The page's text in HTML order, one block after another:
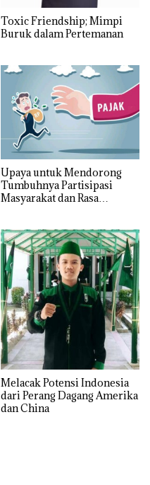
Toxic Friendship; Mimpi
Buruk dalam Pertemanan
Upaya untuk Mendorong
Tumbuhnya Partisipasi
Masyarakat dan Rasa
Melacak Potensi Indonesia
dari Perang Dagang Amerika
dan China